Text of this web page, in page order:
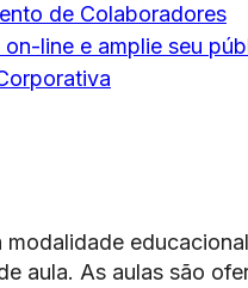
de Colaboradores
line e amplie seu
modalidade
aula. As aulas são